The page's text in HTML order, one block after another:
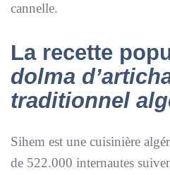
cannelle.
La recette
dolma
traditionnel
Sihem est une cuisinière
de 522.000 internautes